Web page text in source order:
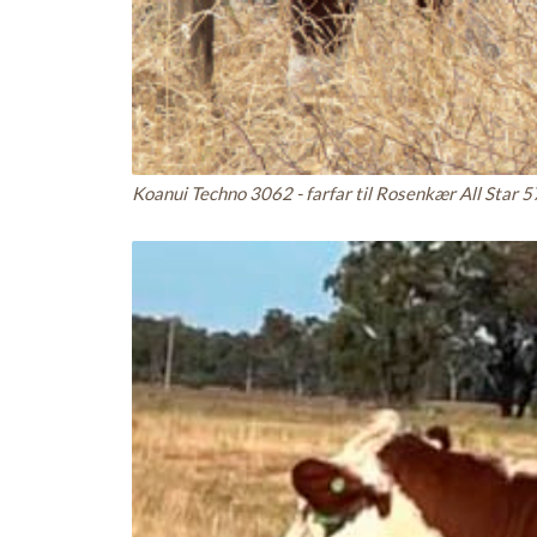
Koanui Techno 3062 - farfar til Rosenkær All Star